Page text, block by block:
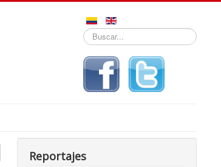
Buscar...
Reportajes